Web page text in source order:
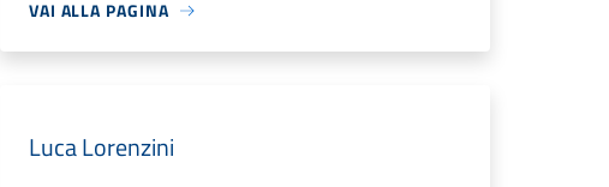
VAI ALLA PAGINA
Luca Lorenzini